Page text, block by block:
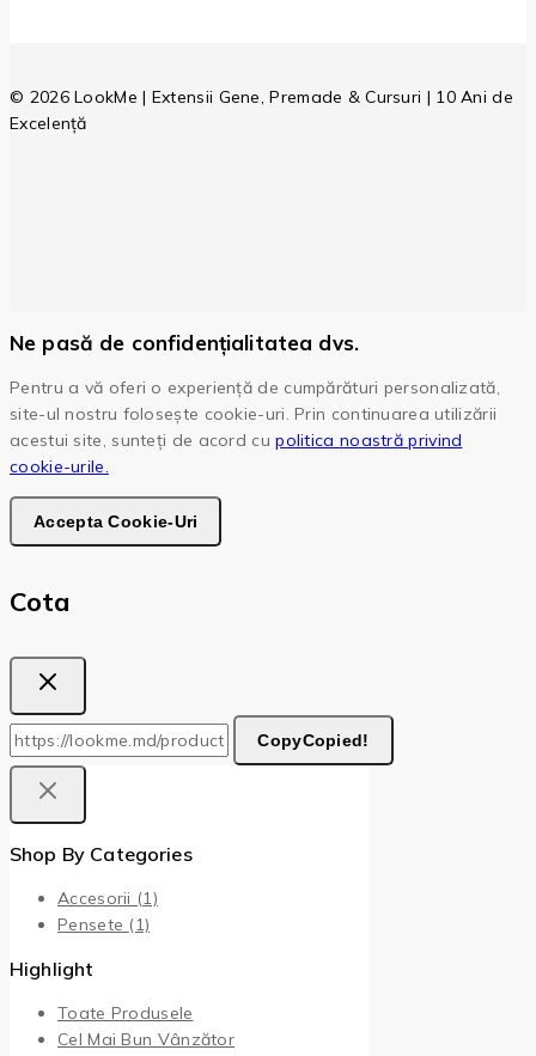
© 2026 LookMe | Extensii Gene, Premade & Cursuri | 10 Ani de
Excelență
Ne pasă de confidențialitatea dvs.
Pentru a vă oferi o experiență de cumpărături personalizată,
site-ul nostru folosește cookie-uri. Prin continuarea utilizării
acestui site, sunteți de acord cupolitica noastră privind
cookie-urile.
Accepta Cookie-Uri
Cota
CopyCopied!
Shop By Categories
Accesorii (1)
Pensete (1)
Highlight
Toate Produsele
Cel Mai Bun Vânzător